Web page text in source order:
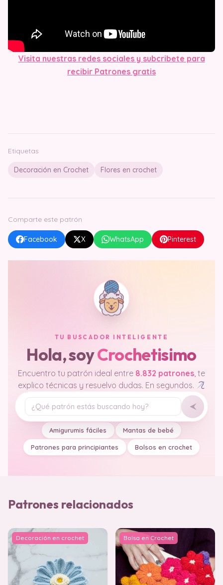
Visita nuestras redes sociales y subcribete para
recibir Patrones gratis
Etiquetas
Decoración en Crochet Flores en crochet
Comparte este patrón
Facebook X WhatsApp Pinterest
TU BUSCADOR INTELIGENTE
Hola, soyCrochetisimo
Encuentro tu patrón ideal entre 8.832 patrones, te
explico técnicas y resuelvo dudas. En segundos.
Tu pregunta
Amigurumis fáciles Mantas de bebé
Patrones para principiantes Bolsos en crochet
Patrones relacionados
Decoración en crochet Bolsa en Crochet